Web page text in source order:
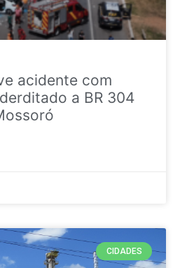
acidente com
a BR 304
CIDADES